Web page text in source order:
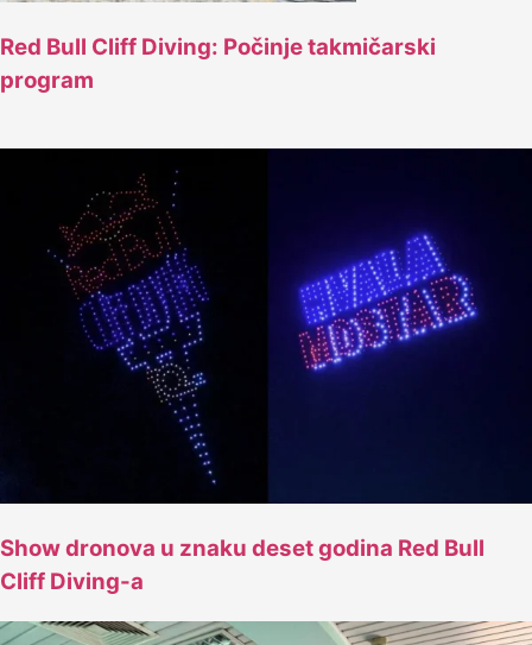
Red Bull Cliff Diving: Počinje takmičarski
program
Show dronova u znaku deset godina Red Bull
Cliff Diving-a